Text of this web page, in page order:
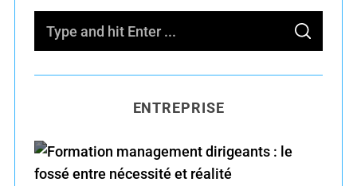
f
o
S
A
C
ENTREPRISE